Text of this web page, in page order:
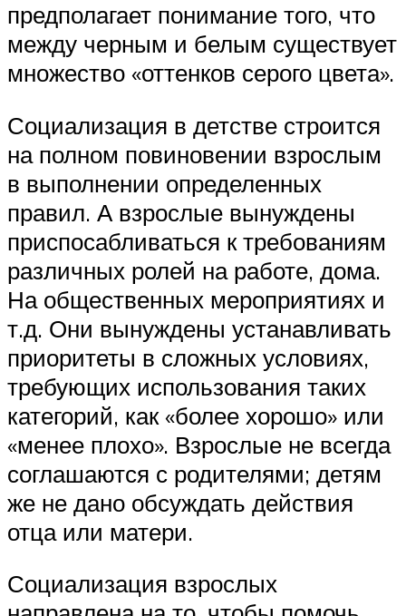
предполагает понимание того, что
между черным и белым существует
множество «оттенков серого цвета».
Социализация в детстве строится
на полном повиновении взрослым
в выполнении определенных
правил. А взрослые вынуждены
приспосабливаться к требованиям
различных ролей на работе, дома.
На общественных мероприятиях и
т.д. Они вынуждены устанавливать
приоритеты в сложных условиях,
требующих использования таких
категорий, как «более хорошо» или
«менее плохо». Взрослые не всегда
соглашаются с родителями; детям
же не дано обсуждать действия
отца или матери.
Социализация взрослых